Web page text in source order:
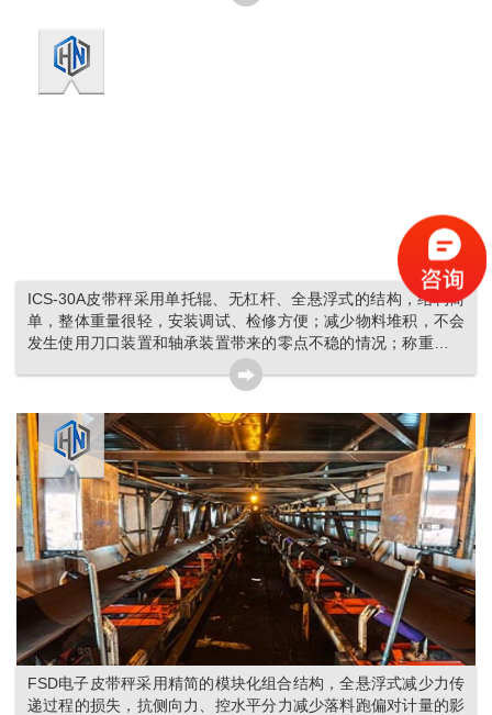
ICS-30A皮带秤采用单托辊、无杠杆、全悬浮式的结构，结构简
单，整体重量很轻，安装调试、检修方便；减少物料堆积，不会
发生使用刀口装置和轴承装置带来的零点不稳的情况；称重区域
FSD电子皮带秤采用精简的模块化组合结构，全悬浮式减少力传
递过程的损失，抗侧向力、控水平分力减少落料跑偏对计量的影